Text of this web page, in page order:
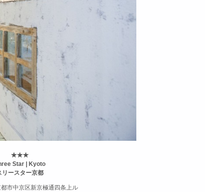
★★★
Star | Kyoto
リースター京都
市中京区新京極通四条上ル